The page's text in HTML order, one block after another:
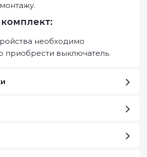
необходимо
приобрести выключатель.